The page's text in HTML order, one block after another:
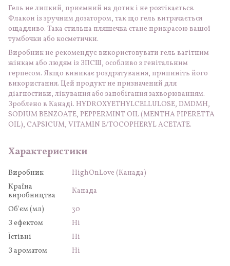
Гель не липкий, приємний на дотик і не розтікається.
Флакон із зручним дозатором, так що гель витрачається
ощадливо. Така стильна пляшечка стане прикрасою вашої
тумбочки або косметички.
Виробник не рекомендує використовувати гель вагітним
жінкам або людям із ЗПСШ, особливо з генітальним
герпесом. Якщо виникає роздратування, припиніть його
використання. Цей продукт не призначений для
діагностики, лікування або запобігання захворюванням.
Зроблено в Канаді. HYDROXYETHYLCELLULOSE, DMDMH,
SODIUM BENZOATE, PEPPERMINT OIL (MENTHA PIPERETTA
OIL), CAPSICUM, VITAMIN E/TOCOPHERYL ACETATE.
Характеристики
Виробник
HighOnLove (Канада)
Країна
виробництва
Канада
Об'єм (мл)
30
З ефектом
Ні
Їстівні
Ні
З ароматом
Ні